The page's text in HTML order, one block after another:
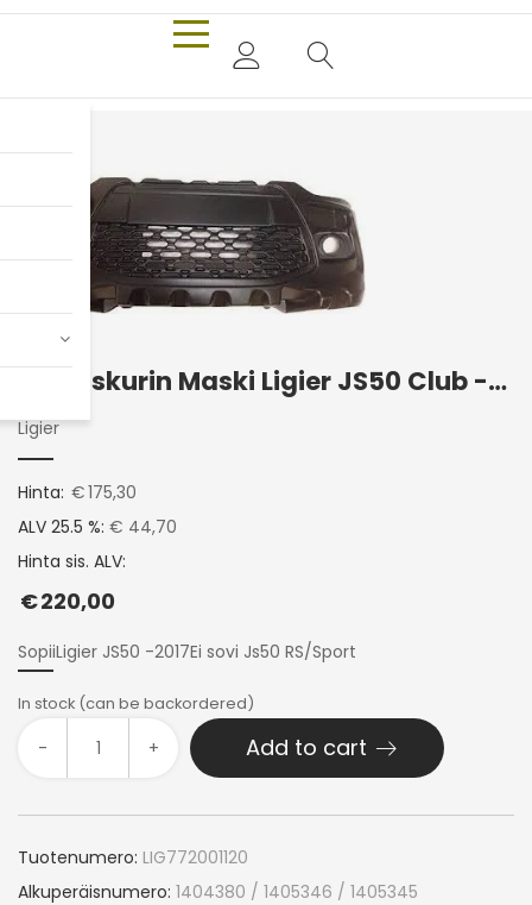
Etupuskurin Maski Ligier JS50 Club -2017
Ligier
Hinta: €175,30
ALV 25.5 %: € 44,70
Hinta sis. ALV:
€220,00
SopiiLigier JS50 -2017Ei sovi Js50 RS/Sport
In stock (can be backordered)
- + Add to cart
Tuotenumero: LIG772001120
Alkuperäisnumero: 1404380 / 1405346 / 1405345